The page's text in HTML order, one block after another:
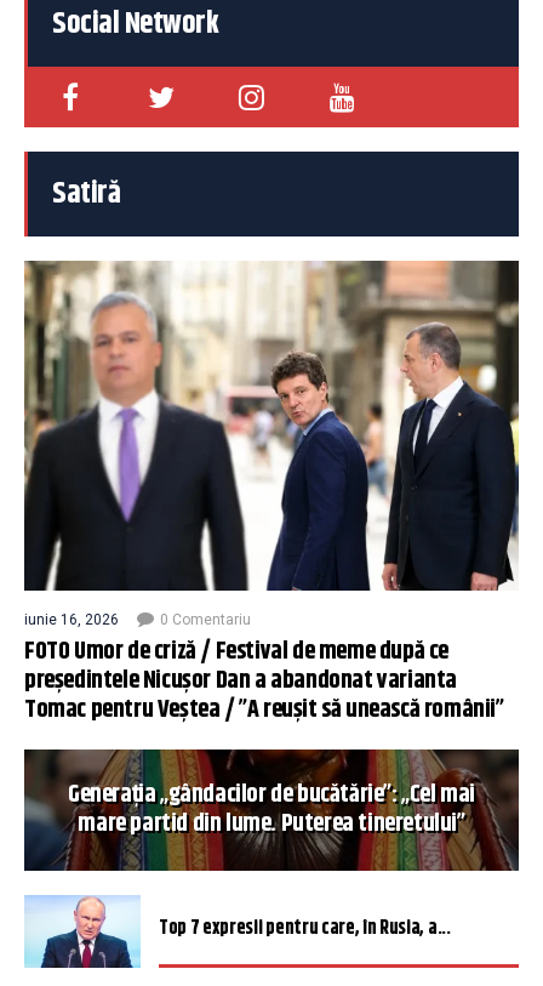
Social Network
Satiră
iunie 16, 2026 0 Comentariu
FOTO Umor de criză / Festival de meme după ce
președintele Nicușor Dan a abandonat varianta
Tomac pentru Veștea / ”A reușit să unească românii”
Generația „gândacilor de bucătărie”: „Cel mai
mare partid din lume. Puterea tineretului”
Top 7 expresii pentru care, în Rusia, a...